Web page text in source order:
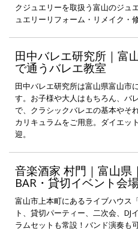
クジュエリーを取扱う富山のジュ
ュエリーリフォーム・リメイク・
田中バレエ研究所｜富
で通うバレエ教室
田中バレエ研究所は富山県富山市
す。お子様や大人はもちろん、バ
で、クラシックバレエの基本やそ
カリキュラムをご用意。ダイエッ
迎。
音楽酒家 村門｜富山県
BAR・貸切イベント会
富山市上本町にあるライブハウス
ト、貸切パーティー、二次会、
ラムセットも常設！バンド演奏も